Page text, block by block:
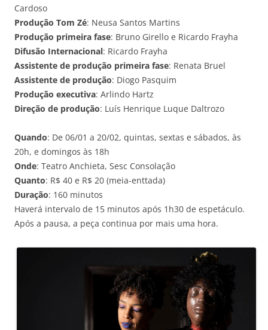
Cardoso
Produção Tom Zé: Neusa Santos Martins
Produção primeira fase: Bruno Girello e Ricardo Frayha
Difusão Internacional: Ricardo Frayha
Assistente de produção primeira fase: Renata Bruel
Assistente de produção: Diogo Pasquim
Produção executiva: Arlindo Hartz
Direção de produção: Luís Henrique Luque Daltrozo
Quando: De 06/01 a 20/02, quintas, sextas e sábados, às
20h, e domingos às 18h
Onde: Teatro Anchieta, Sesc Consolação
Quanto: R$ 40 e R$ 20 (meia-enttada)
Duração: 160 minutos
Haverá intervalo de 15 minutos após 1h30 de espetáculo.
Após a pausa, a peça continua por mais uma hora.